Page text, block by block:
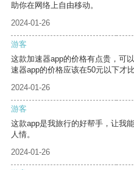
助你在网络上自由移动。
2024-01-26
游客
这款加速器app的价格有点贵，可
速器app的价格应该在50元以下才比
2024-01-26
游客
这款app是我旅行的好帮手，让我
人情。
2024-01-26